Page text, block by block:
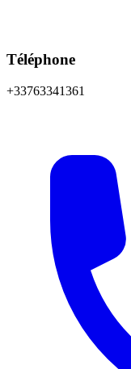
Téléphone
+33763341361